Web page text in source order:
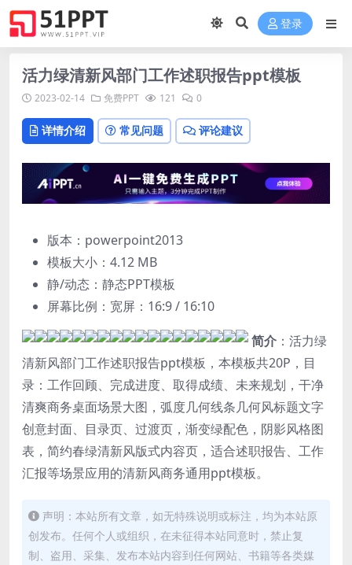
登录
活力绿清新风部门工作述职报告ppt模板
2023-02-14 免费PPT 121 0
详情介绍 常见问题 评论建议
版本：powerpoint2013
模板大小： 4.12 MB
静/动态：静态PPT模板
屏幕比例：宽屏：16:9 / 16:10
简介 ：活力绿
清新风部门工作述职报告ppt模板，本模板共20P，目
录：工作回顾、完成进度、取得成绩、未来规划，干净
清爽商务桌面场景大图，弧度几何线条几何风标题文字
创意封面、目录页、过渡页，渐变绿配色，阴影风格图
表，简约春绿清新风版式内容页，适合述职报告、工作
汇报等场景应用的清新风商务通用ppt模板。
声明：本站所有文章，如无特殊说明或标注，均为本站原
创发布。任何个人或组织，在未征得本站同意时，禁止复
制、盗用、采集、发布本站内容到任何网站、书籍等各类媒